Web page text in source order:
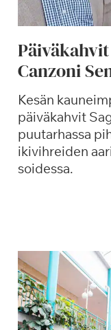
Canzoni
Kesän
päiväkahvit
puutarhassa
ikivihreiden
soidessa.